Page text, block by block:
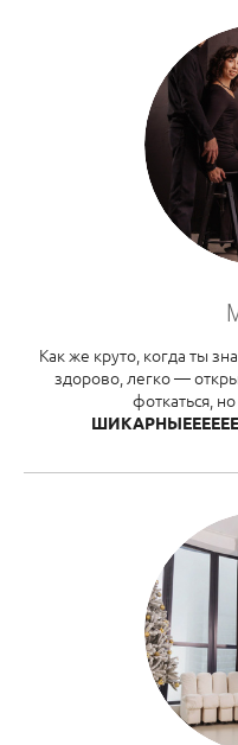
Как же круто, когда ты
здорово, легко —
фоткаться,